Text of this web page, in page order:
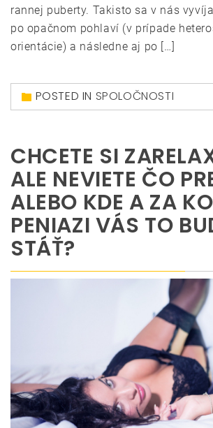
rannej puberty. Takisto sa v nás
po opačnom pohlaví (v prípade
orientácie) a následne aj po […]
POSTED IN SPOLOČNOSTI
CHCETE SI
ALE NEVIETE ČO
ALEBO KDE A ZA
PENIAZI VÁS TO
STÁŤ?